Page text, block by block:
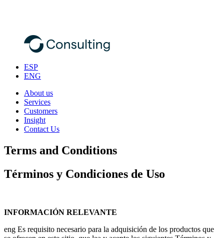
ESP
ENG
About us
Services
Customers
Insight
Contact Us
Terms and Conditions
Términos y Condiciones de Uso
INFORMACIÓN RELEVANTE
eng Es requisito necesario para la adquisición de los productos que